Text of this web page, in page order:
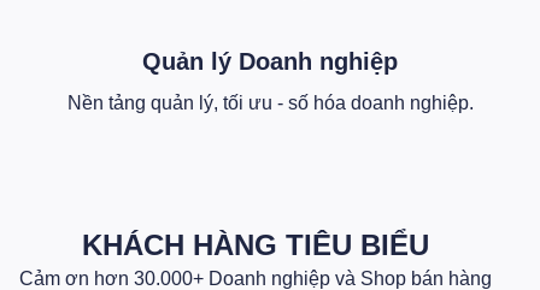
Quản lý Doanh nghiệp
Nền tảng quản lý, tối ưu - số hóa doanh nghiệp.
KHÁCH HÀNG TIÊU BIỂU
Cảm ơn hơn 30.000+ Doanh nghiệp và Shop bán hàng